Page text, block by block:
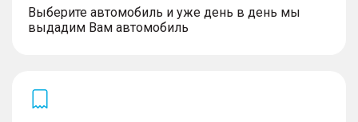
Выберите автомобиль и уже день в день мы
выдадим Вам автомобиль